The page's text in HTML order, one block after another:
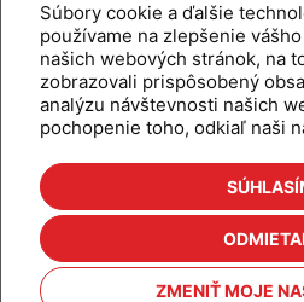
Súbory cookie a ďalšie
používame na zlepšenie
našich webových stránok, na
zobrazovali prispôsobený
analýzu návštevnosti našich
pochopenie toho, odkiaľ naši
ZMENIŤ MOJE
Domov
Aktuality
Kalkulačky
Na stiahnutie